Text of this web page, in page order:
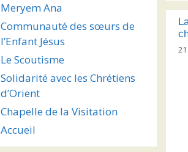
Meryem Ana
Communauté des sœurs de
l’Enfant Jésus
Le Scoutisme
Solidarité avec les Chrétiens
d’Orient
Chapelle de la Visitation
Accueil